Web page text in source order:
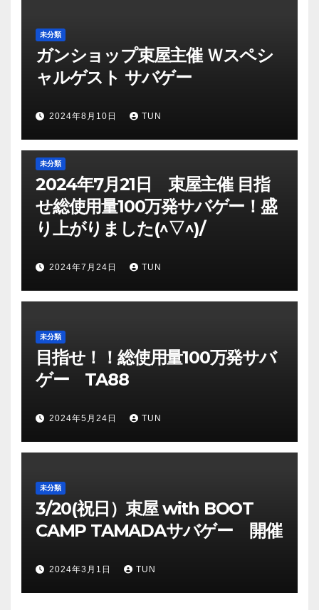
未分類
ガンショップ束屋主催 Ｗスペシ
ャルゲスト サバゲー
2024年8月10日 TUN
未分類
2024年7月21日 束屋主催 目指
せ総使用量100万発サバゲー！盛
り上がりました(^▽^)/
2024年7月24日 TUN
未分類
目指せ！！総使用量100万発サバ
ゲー TA88
2024年5月24日 TUN
未分類
3/20(祝日）束屋 with BOOT
CAMP TAMADAサバゲー 開催
2024年3月1日 TUN